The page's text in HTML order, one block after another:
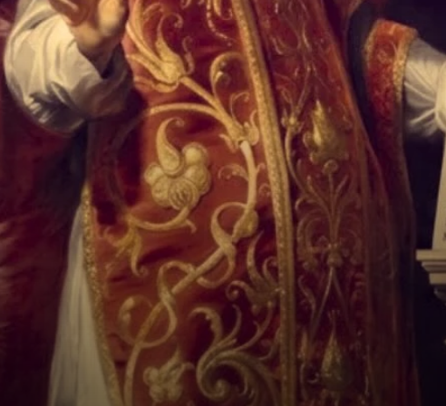
EJERCICIOS